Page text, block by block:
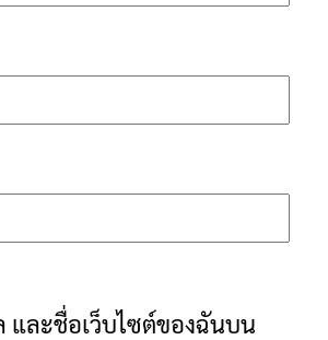
และชื่อเว็บไซต์ของฉันบน